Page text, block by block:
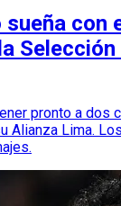
sueña con
Selección
pronto a dos
Alianza Lima.